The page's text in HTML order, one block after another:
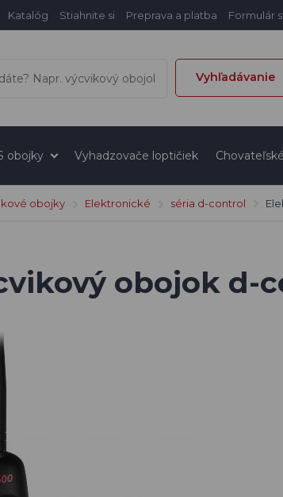
Katalóg Stiahnite si Preprava a platba Formulár
Vyhľadávanie
obojky Vyhadzovače loptičiek
obojky Elektronické séria d-control
obojok d-